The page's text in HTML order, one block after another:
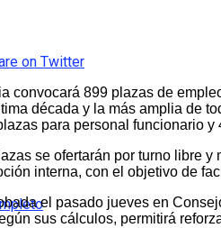
on Twitter
convocará 899 plazas de
década y la más amplia de
para personal funcionario y
se ofertarán por turno libre
interna, con el objetivo de
el pasado jueves en
sus cálculos, permitirá